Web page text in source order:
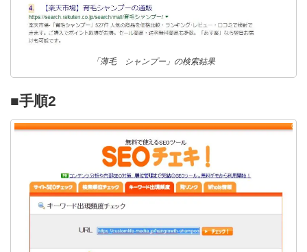
「薄毛 シャンプー」の検索結果
■手順2